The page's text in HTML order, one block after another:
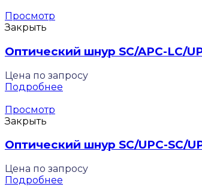
Просмотр
Закрыть
Оптический шнур SC/APC-LC/
Цена по запросу
Подробнее
Просмотр
Закрыть
Оптический шнур SC/UPC-SC/
Цена по запросу
Подробнее